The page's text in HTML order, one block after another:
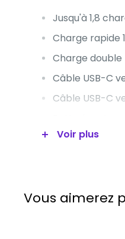
Jusqu'à 1,8
Charge rapide
Charge double
Câble USB-C
Câble USB-C
0-50% de la
Voir plus
Vous aimerez